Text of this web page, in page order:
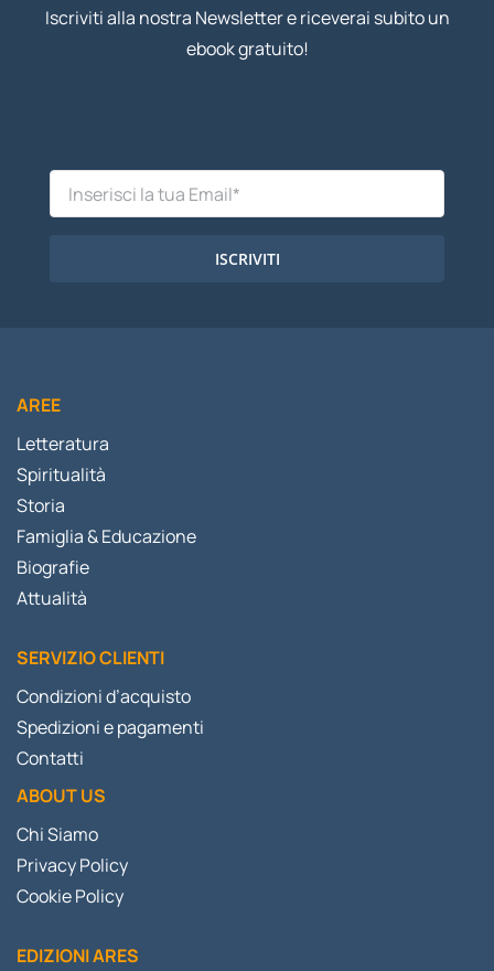
Iscriviti alla nostra Newsletter e riceverai subito un
ebook gratuito!
ISCRIVITI
AREE
Letteratura
Spiritualità
Storia
Famiglia & Educazione
Biografie
Attualità
SERVIZIO CLIENTI
Condizioni d’acquisto
Spedizioni e pagamenti
Contatti
ABOUT US
Chi Siamo
Privacy Policy
Cookie Policy
EDIZIONI ARES